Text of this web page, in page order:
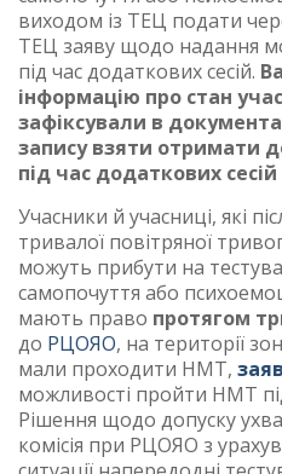
виходом із ТЕЦ подати
ТЕЦ заяву щодо надання
під час додаткових сесій.
інформацію про стан
зафіксували в
запису взяти отримати
під час додаткових
Учасники й учасниці, які
тривалої повітряної
можуть прибути на
самопочуття або
мають право протягом
до РЦОЯО, на території
мали проходити НМТ,
можливості пройти НМТ
Рішення щодо допуску
комісія при РЦОЯО з